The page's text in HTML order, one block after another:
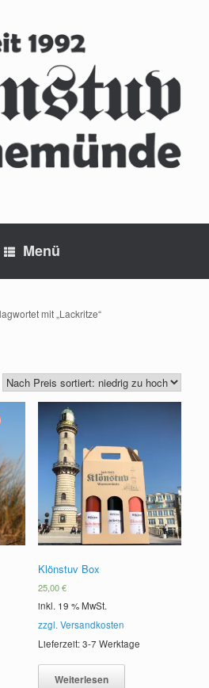
Menü
mit „Lackritze“
Klönstuv Box
25,00€
inkl. 19 % MwSt.
zzgl. Versandkosten
Lieferzeit: 3-7 Werktage
Weiterlesen